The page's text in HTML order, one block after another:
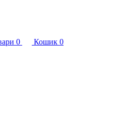
0 Кошик 0